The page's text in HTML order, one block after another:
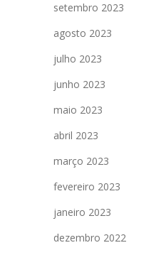
setembro 2023
agosto 2023
julho 2023
junho 2023
maio 2023
abril 2023
março 2023
fevereiro 2023
janeiro 2023
dezembro 2022